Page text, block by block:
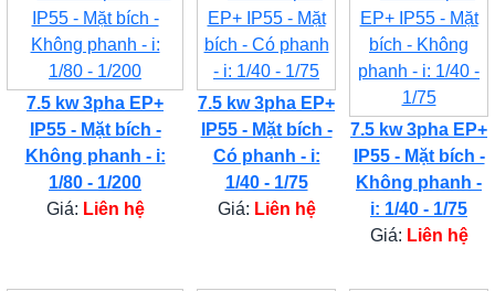
7.5 kw 3pha EP+
IP55 - Mặt bích -
Không phanh - i:
1/80 - 1/200
Giá: Liên hệ
7.5 kw 3pha EP+
IP55 - Mặt bích -
Có phanh - i:
1/40 - 1/75
Giá: Liên hệ
7.5 kw 3pha EP+
IP55 - Mặt bích -
Không phanh -
i: 1/40 - 1/75
Giá: Liên hệ